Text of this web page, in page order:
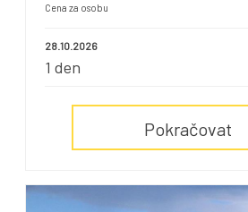
Cena za osobu
28.10.2026
1 den
Pokračovat